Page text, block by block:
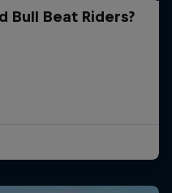
Bull Beat Riders?